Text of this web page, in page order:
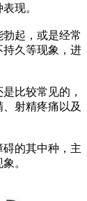
现。
起，或是经常
久等现象，进
比较常见的，
射精疼痛以及
的其中种，主
。